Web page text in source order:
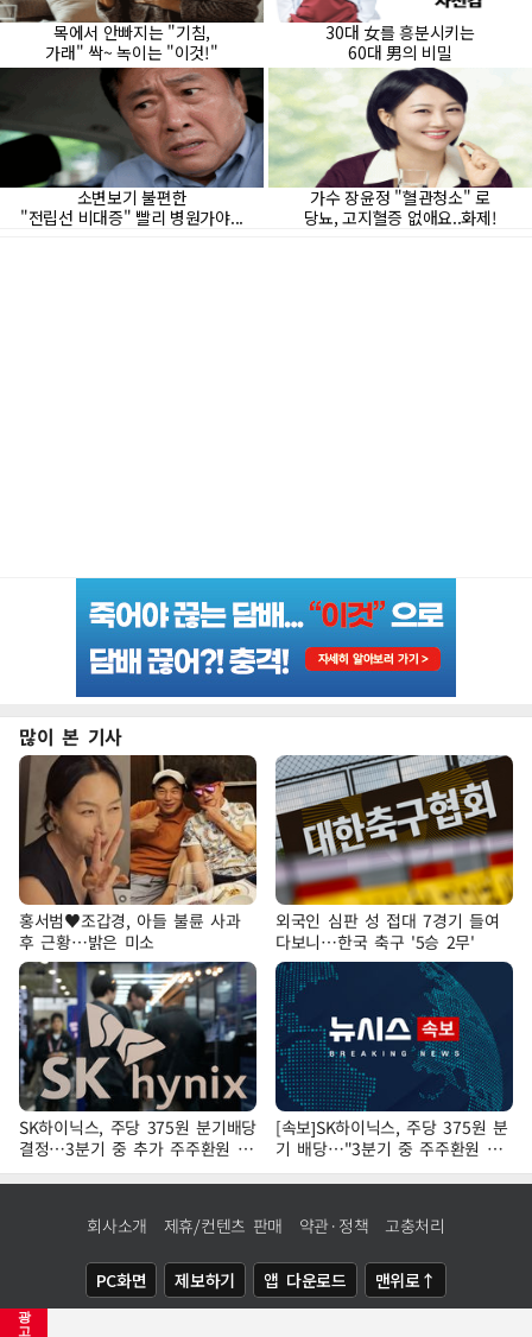
광
고
많이 본 기사
홍서범♥조갑경, 아들 불륜 사과
후 근황…밝은 미소
외국인 심판 성 접대 7경기 들여
다보니…한국 축구 '5승 2무'
SK하이닉스, 주당 375원 분기배당
결정…3분기 중 추가 주주환원 발
표
[속보]SK하이닉스, 주당 375원 분
기 배당…"3분기 중 주주환원 방
안 확정"
회사소개 제휴/컨텐츠 판매 약관·정책 고충처리
PC화면 제보하기 앱 다운로드 맨위로↑